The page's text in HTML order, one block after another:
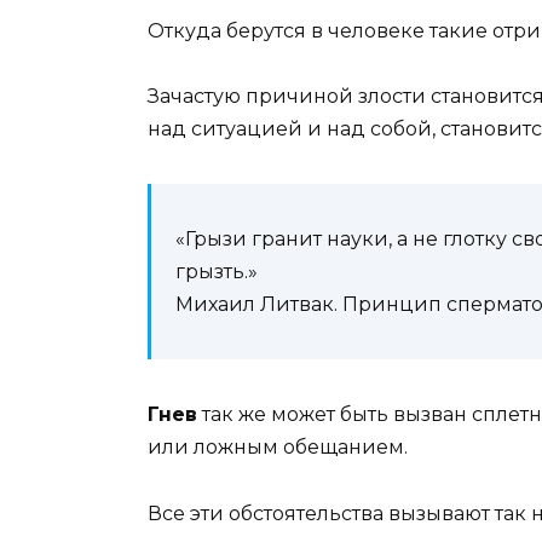
Откуда берутся в человеке такие
Зачастую причиной злости
над ситуацией и над собой,
«Грызи гранит науки, а не глотку
грызть.»
Михаил Литвак. Принцип
Гнев так же может быть вызван
или ложным обещанием.
Все эти обстоятельства вызывают